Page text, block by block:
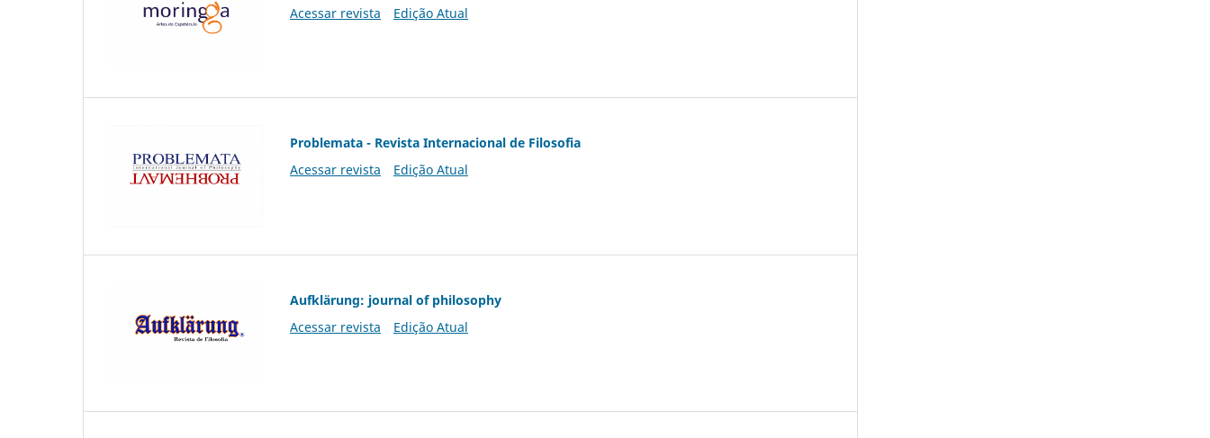
Acessar revista
Edição Atual
Problemata - Revista Internacional de Filosofia
Acessar revista
Edição Atual
Aufklärung: journal of philosophy
Acessar revista
Edição Atual